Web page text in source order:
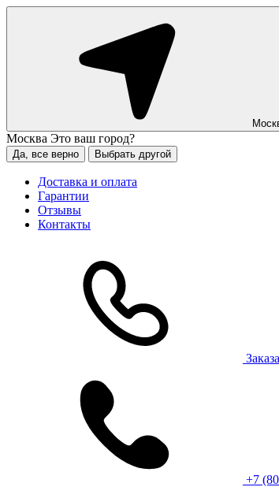
Москва Это ваш город?
Да, все верно Выбрать другой
Доставка и оплата
Гарантии
Отзывы
Контакты
+7